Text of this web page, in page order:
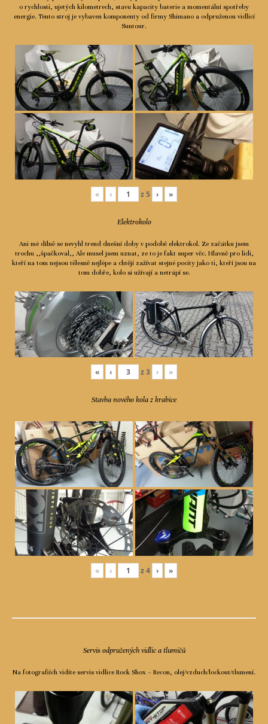
Ceník
Kontakty
o rychlosti, ujetých kilometrech, stavu kapacity baterie a momentální spotřeby
energie. Tento stroj je vybaven komponenty od firmy Shimano a odpruženou vidlicí
Suntour.
« ‹ z5 › »
Elektrokolo
Ani mé dílně se nevyhl trend dnešní doby v podobě elektrokol. Ze začátku jsem
trochu ,,špačkoval,, Ale musel jsem uznat, ze to je fakt super věc. Hlavně pro lidi,
kteří na tom nejsou tělesně nejlépe a chtějí zažívat stejné pocity jako ti, kteří jsou na
tom dobře, kolo si užívají a netrápí se.
« ‹ z3 › »
Stavba nového kola z krabice
« ‹ z4 › »
Servis odpružených vidlic a tlumičů
Na fotografiích vidíte servis vidlice Rock Shox – Recon, olej/vzduch/lockout/tlumení.